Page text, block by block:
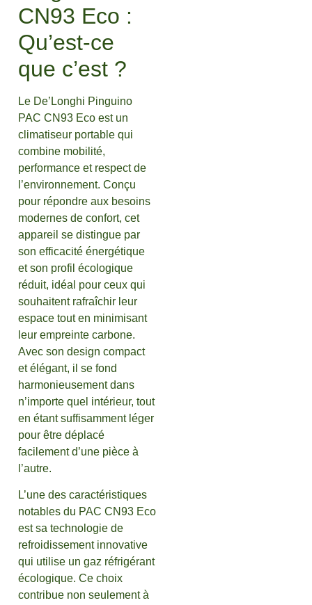
CN93 Eco :
Qu’est-ce
que c’est ?
Le De’Longhi Pinguino
PAC CN93 Eco est un
climatiseur portable qui
combine mobilité,
performance et respect de
l’environnement. Conçu
pour répondre aux besoins
modernes de confort, cet
appareil se distingue par
son efficacité énergétique
et son profil écologique
réduit, idéal pour ceux qui
souhaitent rafraîchir leur
espace tout en minimisant
leur empreinte carbone.
Avec son design compact
et élégant, il se fond
harmonieusement dans
n’importe quel intérieur, tout
en étant suffisamment léger
pour être déplacé
facilement d’une pièce à
l’autre.
L’une des caractéristiques
notables du PAC CN93 Eco
est sa technologie de
refroidissement innovative
qui utilise un gaz réfrigérant
écologique. Ce choix
contribue non seulement à